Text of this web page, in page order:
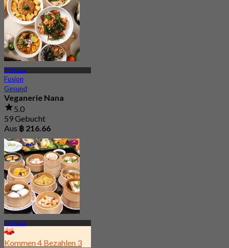
BTS Nana
Fusion
Gesund
Veganerie Nana
5.0
59 Gebucht
Aus ฿ 216.66
BTS Nana
Kommen 4 Bezahlen 3